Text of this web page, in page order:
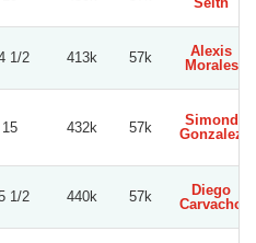
1/2 413k 57k
Alexis
Morales
15 432k 57k
Simond
Gonzalez
1/2 440k 57k
Diego
Carvacho